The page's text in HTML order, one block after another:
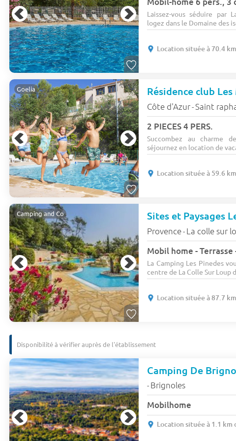
Laissez-vous séduire par
logez dans le Domaine des
Location située à 70.4
Goelia Résidence club
Côte d'Azur-Saint
2 PIECES 4 PERS.
Succombez au charme
séjournez en location de
Location située à 59.6
Camping and Co Sites et Paysages
Provence- La colle sur
Mobil home - Terrasse
La Camping Les Pinedes
centre de La Colle Sur Loup
Location située à 87.7
Disponibilité à vérifier auprès de l'établissement
Camping De
- Brignoles
Mobilhome
Location située à 1.1 km